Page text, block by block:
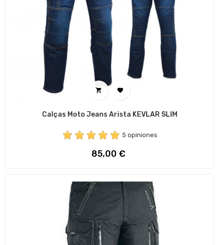
 
Calças Moto Jeans Arista KEVLAR SLIM
5 opiniones
Preço
85,00 €